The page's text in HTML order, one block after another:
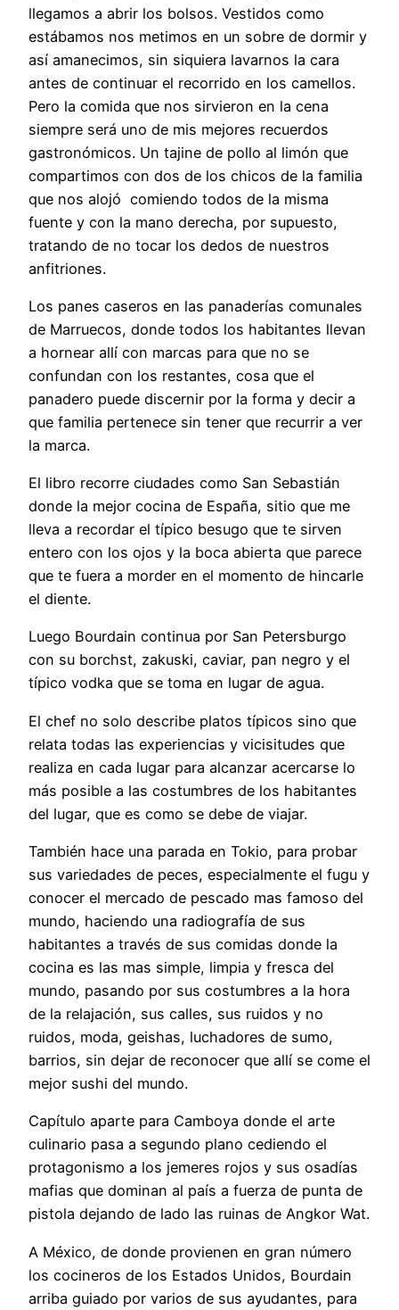
llegamos a abrir los bolsos. Vestidos como
estábamos nos metimos en un sobre de dormir y
así amanecimos, sin siquiera lavarnos la cara
antes de continuar el recorrido en los camellos.
Pero la comida que nos sirvieron en la cena
siempre será uno de mis mejores recuerdos
gastronómicos. Un tajine de pollo al limón que
compartimos con dos de los chicos de la familia
que nos alojó comiendo todos de la misma
fuente y con la mano derecha, por supuesto,
tratando de no tocar los dedos de nuestros
anfitriones.
Los panes caseros en las panaderías comunales
de Marruecos, donde todos los habitantes llevan
a hornear allí con marcas para que no se
confundan con los restantes, cosa que el
panadero puede discernir por la forma y decir a
que familia pertenece sin tener que recurrir a ver
la marca.
El libro recorre ciudades como San Sebastián
donde la mejor cocina de España, sitio que me
lleva a recordar el típico besugo que te sirven
entero con los ojos y la boca abierta que parece
que te fuera a morder en el momento de hincarle
el diente.
Luego Bourdain continua por San Petersburgo
con su borchst, zakuski, caviar, pan negro y el
típico vodka que se toma en lugar de agua.
El chef no solo describe platos típicos sino que
relata todas las experiencias y vicisitudes que
realiza en cada lugar para alcanzar acercarse lo
más posible a las costumbres de los habitantes
del lugar, que es como se debe de viajar.
También hace una parada en Tokio, para probar
sus variedades de peces, especialmente el fugu y
conocer el mercado de pescado mas famoso del
mundo, haciendo una radiografía de sus
habitantes a través de sus comidas donde la
cocina es las mas simple, limpia y fresca del
mundo, pasando por sus costumbres a la hora
de la relajación, sus calles, sus ruidos y no
ruidos, moda, geishas, luchadores de sumo,
barrios, sin dejar de reconocer que allí se come el
mejor sushi del mundo.
Capítulo aparte para Camboya donde el arte
culinario pasa a segundo plano cediendo el
protagonismo a los jemeres rojos y sus osadías
mafias que dominan al país a fuerza de punta de
pistola dejando de lado las ruinas de Angkor Wat.
A México, de donde provienen en gran número
los cocineros de los Estados Unidos, Bourdain
arriba guiado por varios de sus ayudantes, para